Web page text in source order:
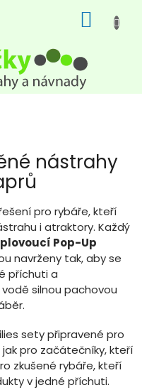
KOŠÍK
nástrahy
pro rybáře, kteří
i atraktory. Každý
plovoucí Pop-Up
navrženy tak, aby se
příchuti a
silnou pachovou
sety připravené pro
pro začátečníky, kteří
zkušené rybáře, kteří
v jedné příchuti.